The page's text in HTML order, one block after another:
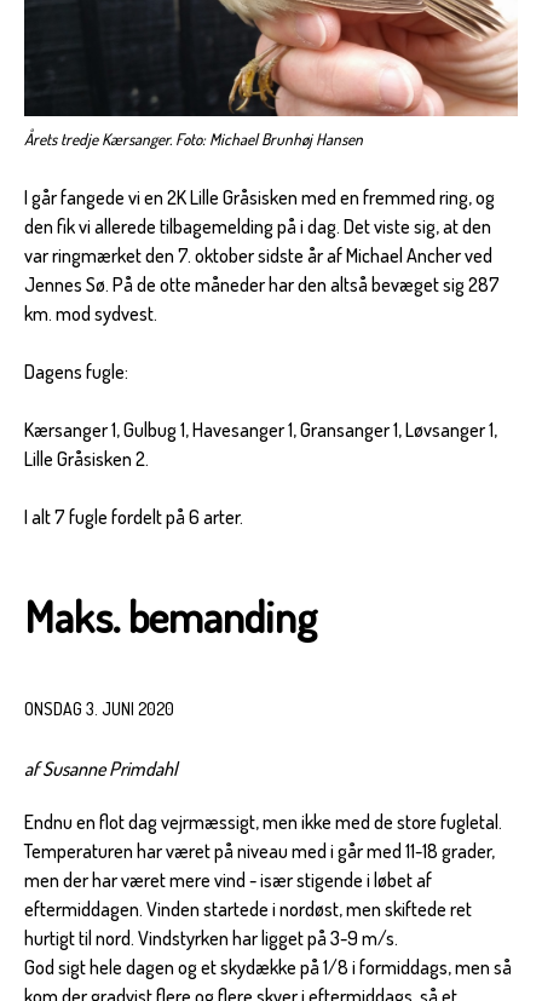
Årets tredje Kærsanger. Foto: Michael Brunhøj Hansen
I går fangede vi en 2K Lille Gråsisken med en fremmed ring, og
den fik vi allerede tilbagemelding på i dag. Det viste sig, at den
var ringmærket den 7. oktober sidste år af Michael Ancher ved
Jennes Sø. På de otte måneder har den altså bevæget sig 287
km. mod sydvest.
Dagens fugle:
Kærsanger 1, Gulbug 1, Havesanger 1, Gransanger 1, Løvsanger 1,
Lille Gråsisken 2.
I alt 7 fugle fordelt på 6 arter.
Maks. bemanding
ONSDAG 3. JUNI 2020
af Susanne Primdahl
Endnu en flot dag vejrmæssigt, men ikke med de store fugletal.
Temperaturen har været på niveau med i går med 11-18 grader,
men der har været mere vind - især stigende i løbet af
eftermiddagen. Vinden startede i nordøst, men skiftede ret
hurtigt til nord. Vindstyrken har ligget på 3-9 m/s.
God sigt hele dagen og et skydække på 1/8 i formiddags, men så
kom der gradvist flere og flere skyer i eftermiddags, så et